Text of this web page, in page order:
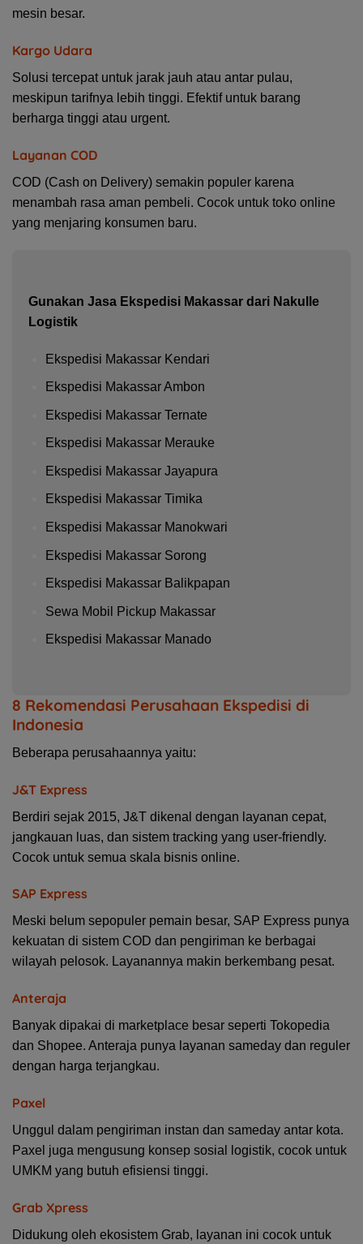
mesin besar.
Kargo Udara
Solusi tercepat untuk jarak jauh atau antar pulau,
meskipun tarifnya lebih tinggi. Efektif untuk barang
berharga tinggi atau urgent.
Layanan COD
COD (Cash on Delivery) semakin populer karena
menambah rasa aman pembeli. Cocok untuk toko online
yang menjaring konsumen baru.
Gunakan Jasa Ekspedisi Makassar dari Nakulle
Logistik
Ekspedisi Makassar Kendari
Ekspedisi Makassar Ambon
Ekspedisi Makassar Ternate
Ekspedisi Makassar Merauke
Ekspedisi Makassar Jayapura
Ekspedisi Makassar Timika
Ekspedisi Makassar Manokwari
Ekspedisi Makassar Sorong
Ekspedisi Makassar Balikpapan
Sewa Mobil Pickup Makassar
Ekspedisi Makassar Manado
8 Rekomendasi Perusahaan Ekspedisi di
Indonesia
Beberapa perusahaannya yaitu:
J&T Express
Berdiri sejak 2015, J&T dikenal dengan layanan cepat,
jangkauan luas, dan sistem tracking yang user-friendly.
Cocok untuk semua skala bisnis online.
SAP Express
Meski belum sepopuler pemain besar, SAP Express punya
kekuatan di sistem COD dan pengiriman ke berbagai
wilayah pelosok. Layanannya makin berkembang pesat.
Anteraja
Banyak dipakai di marketplace besar seperti Tokopedia
dan Shopee. Anteraja punya layanan sameday dan reguler
dengan harga terjangkau.
Paxel
Unggul dalam pengiriman instan dan sameday antar kota.
Paxel juga mengusung konsep sosial logistik, cocok untuk
UMKM yang butuh efisiensi tinggi.
Grab Xpress
Didukung oleh ekosistem Grab, layanan ini cocok untuk